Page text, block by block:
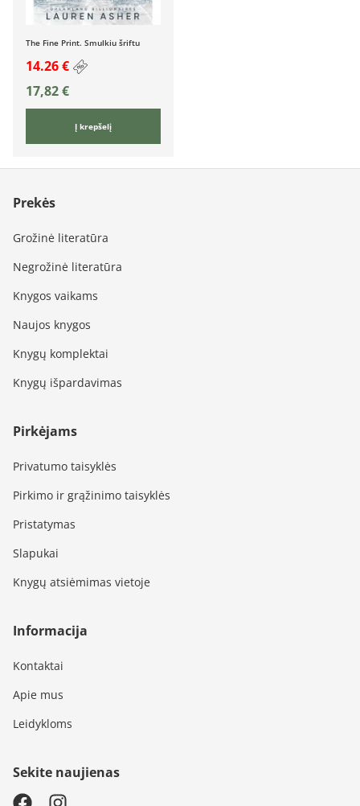
The Fine Print. Smulkiu šriftu
14.26 €
17,82€
Į krepšelį
Prekės
Grožinė literatūra
Negrožinė literatūra
Knygos vaikams
Naujos knygos
Knygų komplektai
Knygų išpardavimas
Pirkėjams
Privatumo taisyklės
Pirkimo ir grąžinimo taisyklės
Pristatymas
Slapukai
Knygų atsiėmimas vietoje
Informacija
Kontaktai
Apie mus
Leidykloms
Sekite naujienas